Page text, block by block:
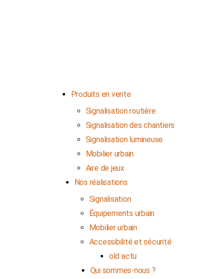
Produits en vente
Signalisation routière
Signalisation des chantiers
Signalisation lumineuse
Mobilier urbain
Aire de jeux
Nos réalisations
Signalisation
Équipements urbain
Mobilier urbain
Accessibilité et sécurité
old actu
Qui sommes-nous ?